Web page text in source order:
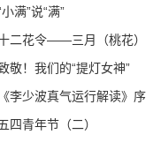
小满”说“满”
二花令——三月（桃花）
敬！我们的“提灯女神”
《李少波真气运行解读》序
四青年节（二）